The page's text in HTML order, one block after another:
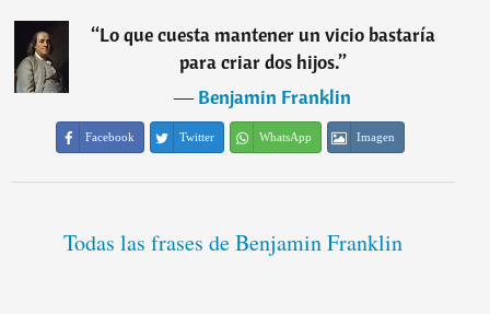
“Lo que cuesta mantener un vicio bastaría
para criar dos hijos.”
―Benjamin Franklin
Facebook Twitter WhatsApp Imagen
Todas las frases de Benjamin Franklin